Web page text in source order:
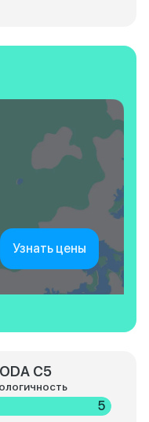
Узнать цены
C5
5